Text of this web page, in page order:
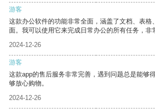
游客
这款办公软件的功能非常全面，涵盖了文档、表格
面。我可以使用它来完成日常办公的所有任务，非
2024-12-26
游客
这款app的售后服务非常完善，遇到问题总是能够
够放心购物。
2024-12-26